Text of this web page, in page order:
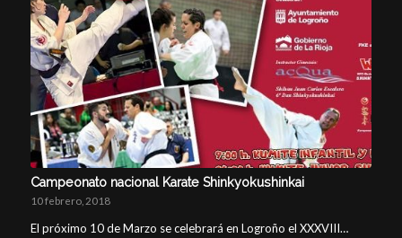
Campeonato nacional Karate Shinkyokushinkai
10 febrero, 2018
El próximo 10 de Marzo se celebrará en Logroño el XXXVIII…